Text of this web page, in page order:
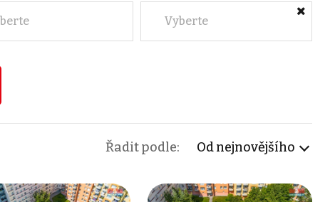
Vyberte
Řadit podle: Od nejnovějšího